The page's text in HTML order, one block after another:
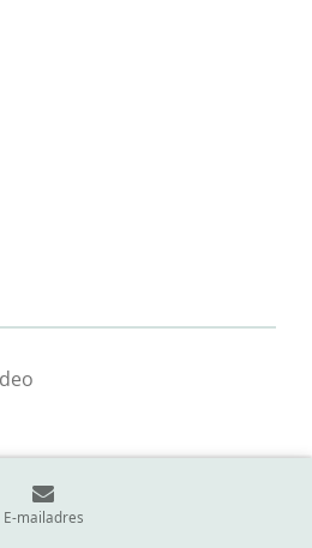
E-mailadres